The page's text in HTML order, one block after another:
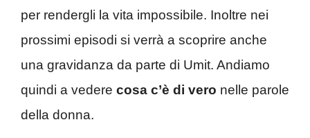
per rendergli la vita impossibile. Inoltre nei
prossimi episodi si verrà a scoprire anche
una gravidanza da parte di Umit. Andiamo
quindi a vedere cosa c’è di vero nelle parole
della donna.